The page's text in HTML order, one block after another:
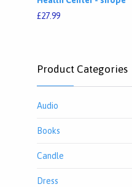
£27.99
Product Categories
Audio
Books
Candle
Dress